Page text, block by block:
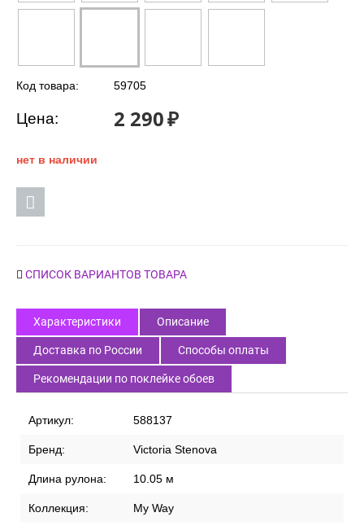
Код товара: 59705
Цена: 2 290₽
нет в наличии
СПИСОК ВАРИАНТОВ ТОВАРА
Характеристики Описание
Доставка по России Способы оплаты
Рекомендации по поклейке обоев
Артикул: 588137
Бренд: Victoria Stenova
Длина рулона: 10.05 м
Коллекция: My Way